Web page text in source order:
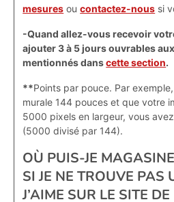
mesures oucontactez-nous si
-Quand allez-vous recevoir
ajouter 3 à 5 jours ouvrables
mentionnés danscette section.
**Points par pouce. Par
murale 144 pouces et que votre
5000 pixels en largeur, vous
(5000 divisé par 144).
OÙ PUIS-JE
SI JE NE TROUVE PAS
J’AIME SUR LE SITE DE